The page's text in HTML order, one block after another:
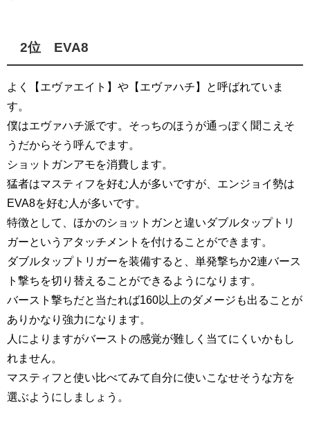
2位 EVA8
よく【エヴァエイト】や【エヴァハチ】と呼ばれていま
す。
僕はエヴァハチ派です。そっちのほうが通っぽく聞こえそ
うだからそう呼んでます。
ショットガンアモを消費します。
猛者はマスティフを好む人が多いですが、エンジョイ勢は
EVA8を好む人が多いです。
特徴として、ほかのショットガンと違いダブルタップトリ
ガーというアタッチメントを付けることができます。
ダブルタップトリガーを装備すると、単発撃ちか2連バース
ト撃ちを切り替えることができるようになります。
バースト撃ちだと当たれば160以上のダメージも出ることが
ありかなり強力になります。
人によりますがバーストの感覚が難しく当てにくいかもし
れません。
マスティフと使い比べてみて自分に使いこなせそうな方を
選ぶようにしましょう。